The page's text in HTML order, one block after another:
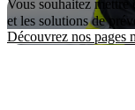
Vous souhaitez
et les solutions de
Découvrez nos pages